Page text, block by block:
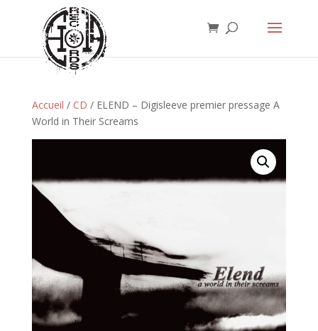
Accueil / CD / ELEND – Digisleeve premier pressage A
World in Their Screams